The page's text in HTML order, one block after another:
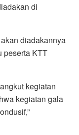
di
diadakannya
peserta KTT
kegiatan
kegiatan gala